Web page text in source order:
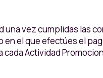
vez cumplidas las
en el que efectúes el
Actividad